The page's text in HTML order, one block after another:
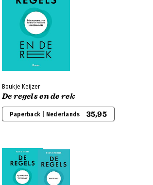
Boukje Keijzer
De regels en de rek
Paperback | Nederlands 35,95